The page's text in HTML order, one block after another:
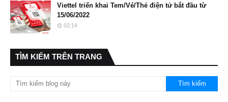
Viettel triển khai Tem/Vé/Thẻ điện tử bắt đầu từ
15/06/2022
02:14
TÌM KIẾM TRÊN TRANG